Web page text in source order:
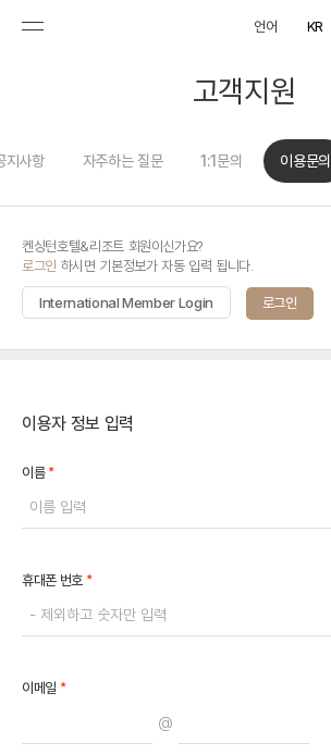
언어 KR
고객지원
지사항 자주하는 질문 1:1문의 이용문의
켄싱턴호텔&리조트 회원이신가요?
로그인 하시면 기본정보가 자동 입력 됩니다.
International Member Login 로그인
이용자 정보 입력
이름*
휴대폰 번호*
이메일 *
@